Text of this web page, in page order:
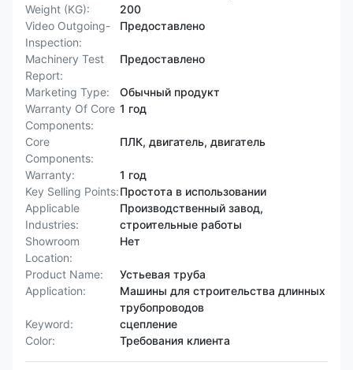
Weight (KG):
200
Video Outgoing-
Inspection:
Предоставлено
Machinery Test
Report:
Предоставлено
Marketing Type:
Обычный продукт
Warranty Of Core
Components:
1 год
Core
Components:
ПЛК, двигатель, двигатель
Warranty:
1 год
Key Selling Points:Простота в использовании
Applicable
Industries:
Производственный завод,
строительные работы
Showroom
Location:
Нет
Product Name:
Устьевая труба
Application:
Машины для строительства длинных
трубопроводов
Keyword:
сцепление
Color:
Требования клиента